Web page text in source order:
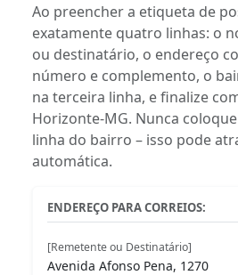
Ao preencher a etiqueta de
exatamente quatro linhas: o
ou destinatário, o endereço
número e complemento, o
na terceira linha, e finalize
Horizonte-MG. Nunca
linha do bairro – isso pode
automática.
ENDEREÇO PARA CORREIOS:
[Remetente ou Destinatário]
Avenida Afonso Pena, 1270